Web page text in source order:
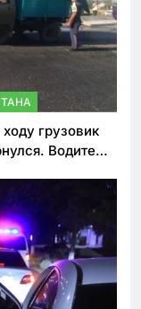
грузовик
Водитель